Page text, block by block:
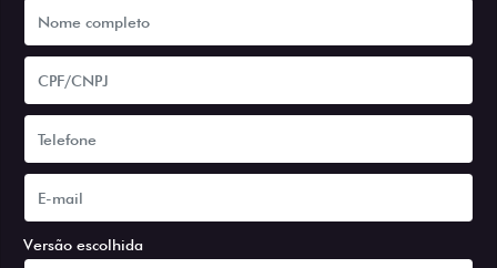
Versão escolhida